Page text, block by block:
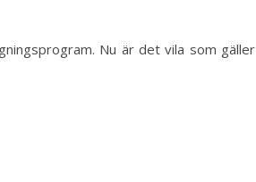
Nu är det vila som gäller